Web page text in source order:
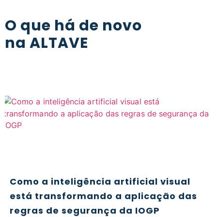
O que há de novo
na ALTAVE
Como a inteligência artificial visual
está transformando a aplicação das
regras de segurança da IOGP